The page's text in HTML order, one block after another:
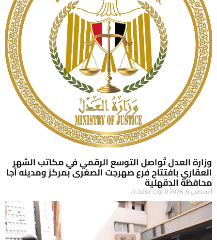
وزارة العدل تُواصل التوسع الرقمي في مكاتب الشهر
العقاري بافتتاح فرع صهرجت الصغرى بمركز ومدينه أجا
محافظة الدقهلية
أغسطس 6, 2026 لا توجد تعليقات